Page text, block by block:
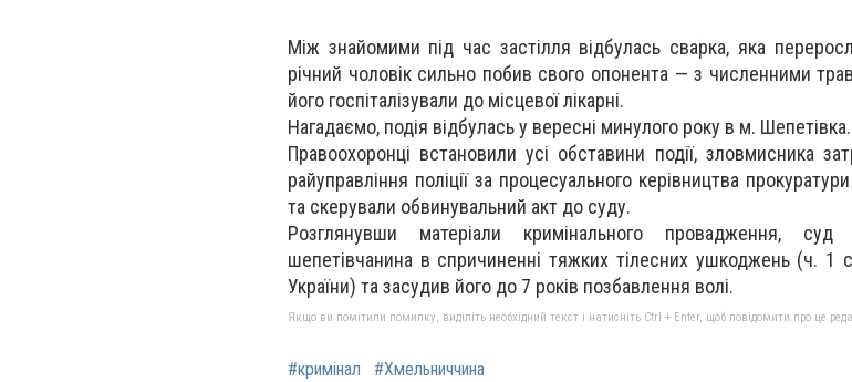
Між знайомими під час застілля відбулась сварка, яка
річний чоловік сильно побив свого опонента — з численними
його госпіталізували до місцевої лікарні.
Нагадаємо, подія відбулась у вересні минулого року в м. Шепетівка.
Правоохоронці встановили усі обставини події, зловмисника
райуправління поліції за процесуального керівництва
та скерували обвинувальний акт до суду.
Розглянувши матеріали кримінального провадження,
шепетівчанина в спричиненні тяжких тілесних ушкоджень (ч. 1
України) та засудив його до 7 років позбавлення волі.
Якщо ви помітили помилку, виділіть необхідний текст і натисніть Ctrl + Enter, щоб повідомити про це
#кримінал #Хмельниччина